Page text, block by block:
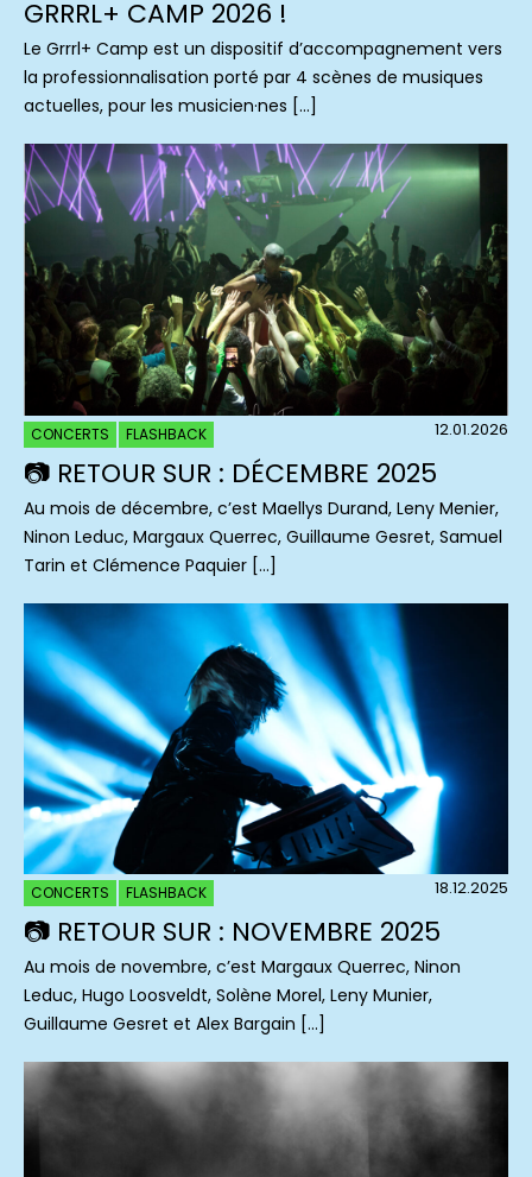
GRRRL+ CAMP 2026 !
Le Grrrl+ Camp est un dispositif d’accompagnement vers
la professionnalisation porté par 4 scènes de musiques
actuelles, pour les musicien·nes […]
CONCERTS FLASHBACK 12.01.2026
📷 RETOUR SUR : DÉCEMBRE 2025
Au mois de décembre, c’est Maellys Durand, Leny Menier,
Ninon Leduc, Margaux Querrec, Guillaume Gesret, Samuel
Tarin et Clémence Paquier […]
CONCERTS FLASHBACK 18.12.2025
📷 RETOUR SUR : NOVEMBRE 2025
Au mois de novembre, c’est Margaux Querrec, Ninon
Leduc, Hugo Loosveldt, Solène Morel, Leny Munier,
Guillaume Gesret et Alex Bargain […]